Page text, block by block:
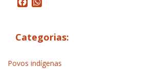
Categorias:
Povos indígenas